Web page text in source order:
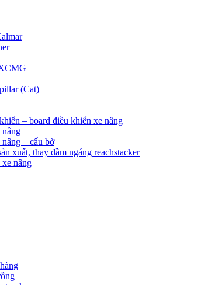
(Cat)
– board điều khiển xe nâng
– cẩu bờ
xuất, thay dầm ngáng reachstacker
nâng